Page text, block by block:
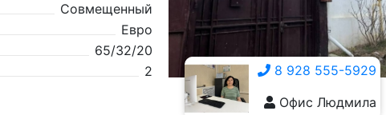
Совмещенный
Евро
65/32/20
2
8 928 555-5929
Офис Людмила
8 928 555-5929